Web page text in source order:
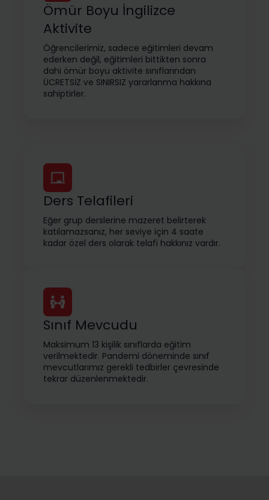
Ömür Boyu İngilizce
Aktivite
Öğrencilerimiz, sadece eğitimleri devam
ederken değil, eğitimleri bittikten sonra
dahi ömür boyu aktivite sınıflarından
ÜCRETSİZ ve SINIRSIZ yararlanma hakkına
sahiptirler.
Ders Telafileri
Eğer grup derslerine mazeret belirterek
katılamazsanız, her seviye için 4 saate
kadar özel ders olarak telafi hakkınız vardır.
Sınıf Mevcudu
Maksimum 13 kişilik sınıflarda eğitim
verilmektedir. Pandemi döneminde sınıf
mevcutlarımız gerekli tedbirler çevresinde
tekrar düzenlenmektedir.